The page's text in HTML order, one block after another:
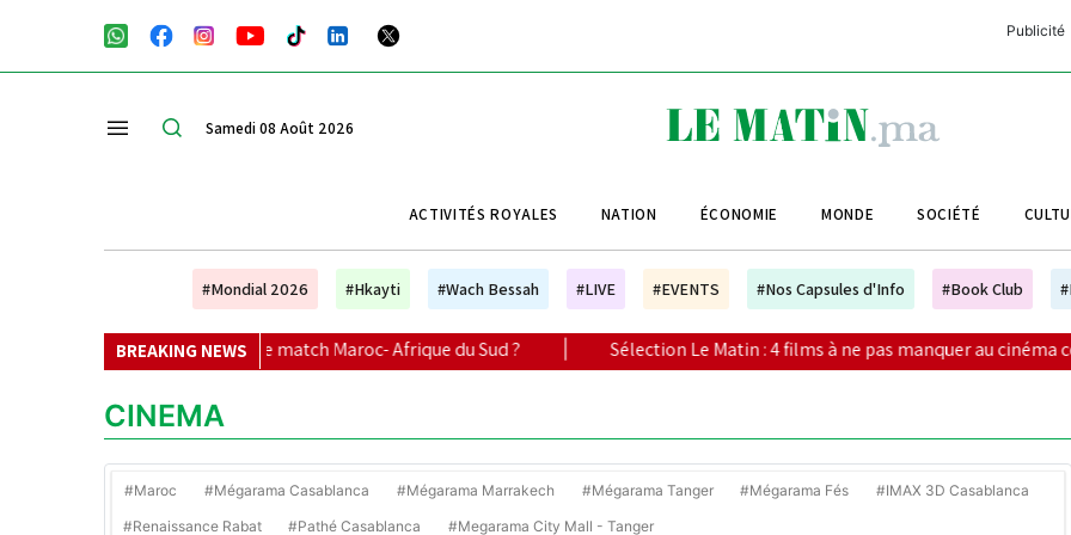
Publicité
Samedi 08 Août 2026
ACTIVITÉS ROYALES NATION ÉCONOMIE MONDE SOCIÉTÉ
#Mondial 2026 #Hkayti #Wach Bessah #LIVE #EVENTS #Nos Capsules d'Info #Book Club
BREAKING NEWS
suivre le match Maroc- Afrique du Sud ? | Sélection Le Matin : 4 films à ne pas manquer au cinéma ce week-end
CINEMA
#Maroc #Mégarama Casablanca #Mégarama Marrakech #Mégarama Tanger #Mégarama Fés #IMAX 3D Casablanca
#Renaissance Rabat #Pathé Casablanca #Megarama City Mall - Tanger